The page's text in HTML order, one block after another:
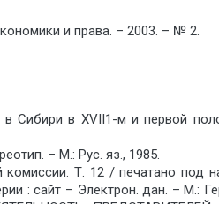
и права. – 2003. – № 2.
Сибири в XVII1-м и первой
– М.: Рус. яз., 1985.
комиссии. Т. 12 / печатано под
: сайт – Электрон. дан. – М.: